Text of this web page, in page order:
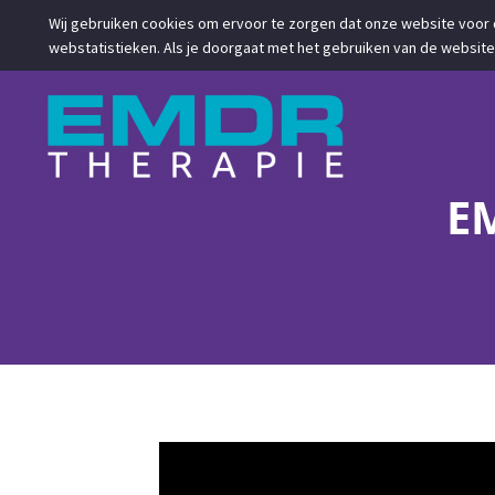
Wij gebruiken cookies om ervoor te zorgen dat onze website
webstatistieken. Als je doorgaat met het gebruiken van de